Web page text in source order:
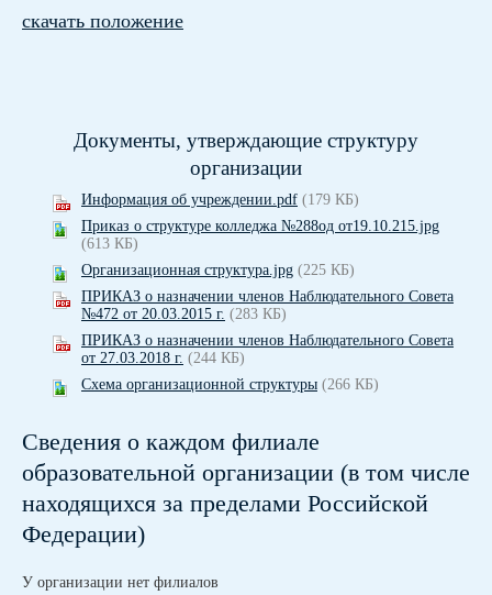
скачать положение
Документы, утверждающие структуру
организации
Информация об учреждении.pdf (179 КБ)
Приказ о структуре колледжа №288од от19.10.215.jpg
(613 КБ)
Организационная структура.jpg (225 КБ)
ПРИКАЗ о назначении членов Наблюдательного Совета
№472 от 20.03.2015 г. (283 КБ)
ПРИКАЗ о назначении членов Наблюдательного Совета
от 27.03.2018 г. (244 КБ)
Схема организационной структуры (266 КБ)
Сведения о каждом филиале
образовательной организации (в том числе
находящихся за пределами Российской
Федерации)
У организации нет филиалов